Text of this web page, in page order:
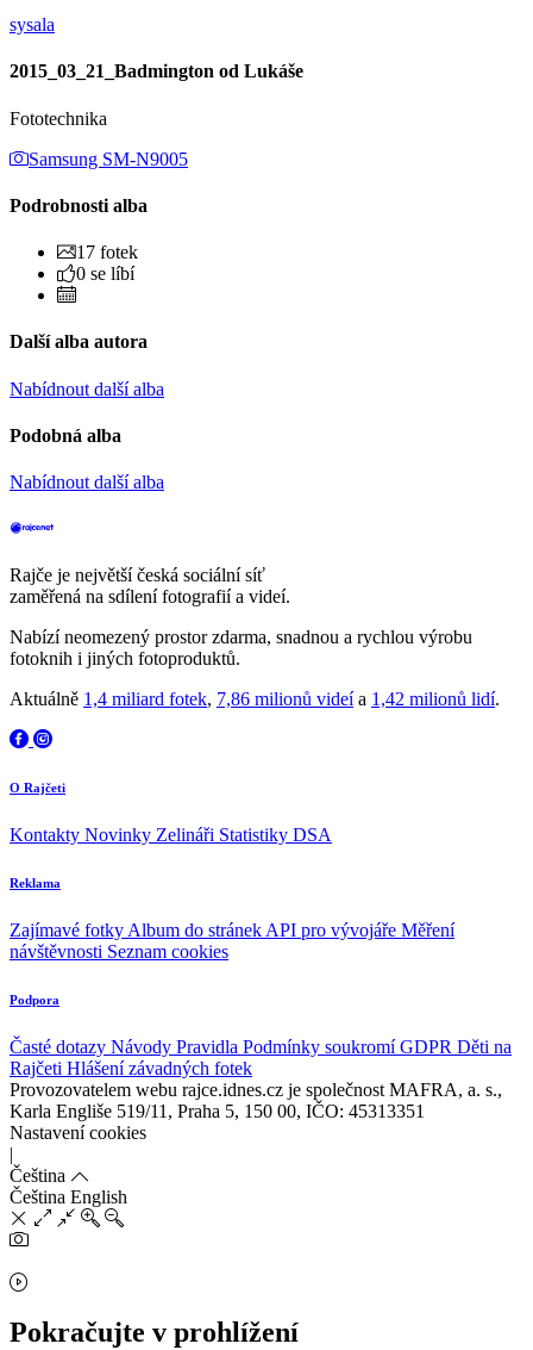
sysala
2015_03_21_Badmington od Lukáše
Fototechnika
Samsung SM-N9005
Podrobnosti alba
17 fotek
0 se líbí
Další alba autora
Nabídnout další alba
Podobná alba
Nabídnout další alba
Rajče je největší česká sociální síť
zaměřená na sdílení fotografií a videí.
Nabízí neomezený prostor zdarma, snadnou a rychlou výrobu
fotoknih i jiných fotoproduktů.
Aktuálně 1,4 miliard fotek, 7,86 milionů videía 1,42 milionů lidí.
O Rajčeti
Kontakty Novinky Zelináři Statistiky DSA
Reklama
Zajímavé fotky Album do stránek API pro vývojáře Měření
návštěvnosti Seznam cookies
Podpora
Časté dotazy Návody Pravidla Podmínky soukromíGDPR Děti na
Rajčeti Hlášení závadných fotek
Provozovatelem webu rajce.idnes.cz je společnost MAFRA, a. s.,
Karla Engliše 519/11, Praha 5, 150 00, IČO: 45313351
Nastavení cookies
|
Čeština
Čeština English
Pokračujte v prohlížení